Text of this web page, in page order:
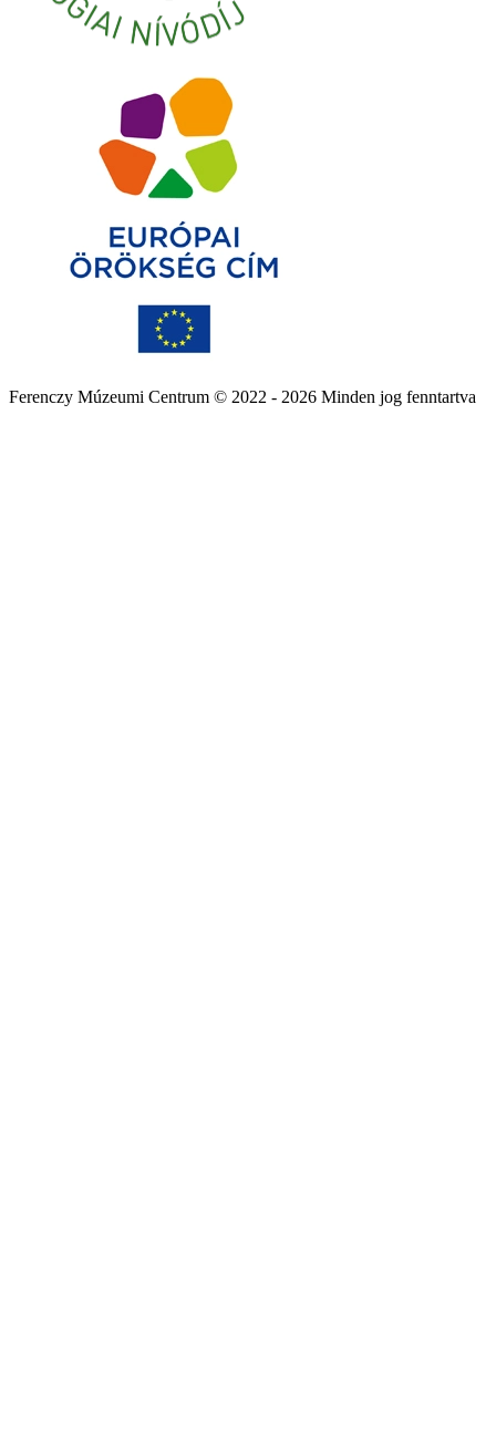
Ferenczy Múzeumi Centrum © 2022 - 2026 Minden jog fenntartva